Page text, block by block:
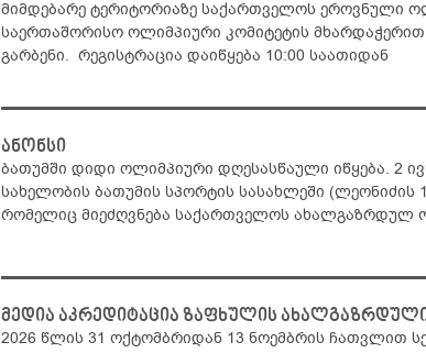
მიმდებარე ტერიტორიაზე საქართველოს ეროვნული
საერთაშორისო ოლიმპიური კომიტეტის
გარბენი. რეგისტრაცია დაიწყება 10:00 საათიდან
ანონსი
ბათუმში დიდი ოლიმპიური დღესასწაული იწყება. 2
სახელობის ბათუმის სპორტის სასახლეში (ლეონიძის
რომელიც მიეძღვნება საქართველოს ახალგაზრდულ
მედია აკრედიტაცია ზაფხულის
2026 წლის 31 ოქტომბრიდან 13 ნოემბრის ჩათვლით